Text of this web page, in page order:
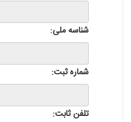
شناسه ملی:
شماره ثبت:
تلفن ثابت: